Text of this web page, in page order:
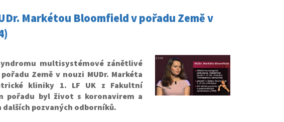
Markétou Bloomfield v pořadu Země v
multisystémové zánětlivé
Země v nouzi MUDr. Markéta
kliniky 1. LF UK z Fakultní
pořadu byl život s koronavirem a
pozvaných odborníků.